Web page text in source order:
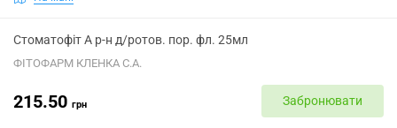
Стоматофіт А р-н д/ротов. пор. фл. 25мл
ФІТОФАРМ КЛЕНКА С.А.
215.50 грн Забронювати